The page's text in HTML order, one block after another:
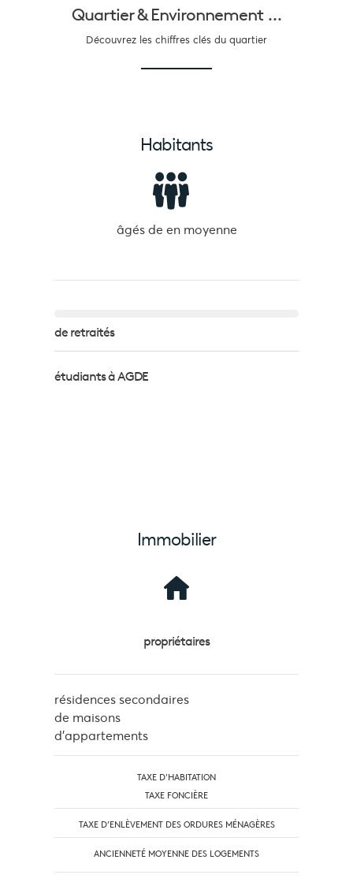
Quartier &Environnement ...
Découvrez les chiffres clés du quartier
Habitants
âgés de en moyenne
de retraités
étudiants à AGDE
Immobilier
propriétaires
résidences secondaires
de maisons
d'appartements
TAXE D'HABITATION
TAXE FONCIÈRE
TAXE D’ENLÈVEMENT DES ORDURES MÉNAGÈRES
ANCIENNETÉ MOYENNE DES LOGEMENTS